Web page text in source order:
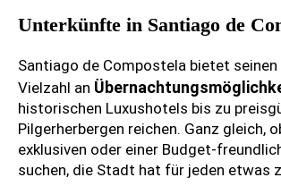
Unterkünfte in Santiago de
Santiago de Compostela bietet seinen
Vielzahl an
historischen Luxushotels bis zu
Pilgerherbergen reichen. Ganz gleich,
exklusiven oder einer Budget-
suchen, die Stadt hat für jeden etwas